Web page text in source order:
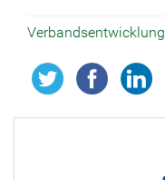
Verbandsentwicklung